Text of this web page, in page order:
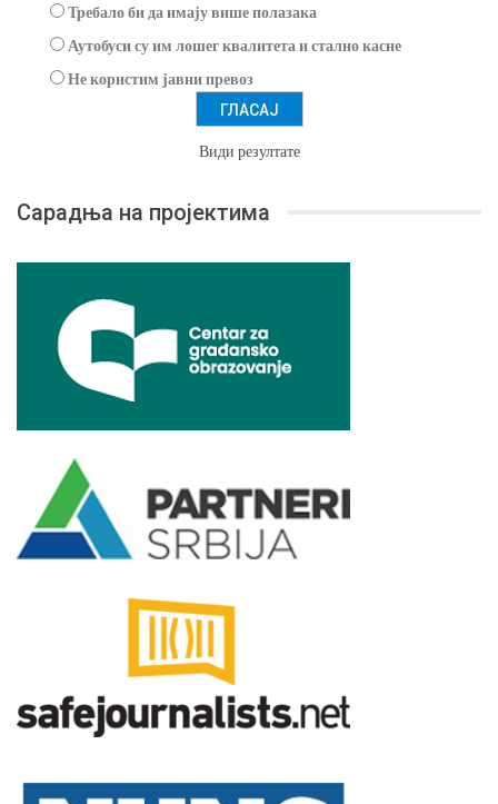
Требало би да имају више полазака
Аутобуси су им лошег квалитета и стално касне
Не користим јавни превоз
Види резултате
Сарадња на пројектима